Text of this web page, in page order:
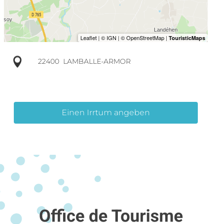
22400 LAMBALLE-ARMOR
Einen Irrtum angeben